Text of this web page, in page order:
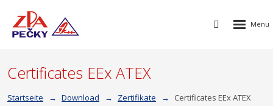
Vyhledávání
Rozbalení
Certificates EEx ATEX
Startseite Download Zertifikate Certificates EEx ATEX